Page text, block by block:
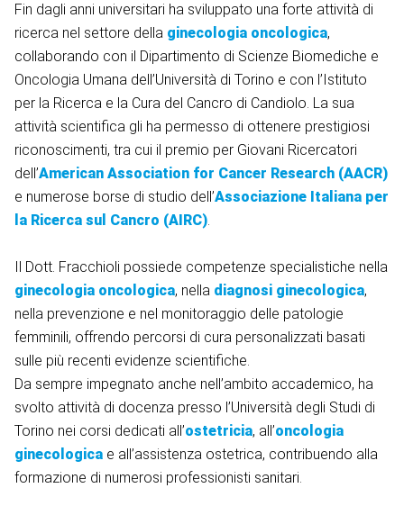
Fin dagli anni universitari ha sviluppato una forte attività di
ricerca nel settore della ginecologia oncologica,
collaborando con il Dipartimento di Scienze Biomediche e
Oncologia Umana dell’Università di Torino e con l’Istituto
per la Ricerca e la Cura del Cancro di Candiolo. La sua
attività scientifica gli ha permesso di ottenere prestigiosi
riconoscimenti, tra cui il premio per Giovani Ricercatori
dell’American Association for Cancer Research (AACR)
e numerose borse di studio dell’Associazione Italiana per
la Ricerca sul Cancro (AIRC).
Il Dott. Fracchioli possiede competenze specialistiche nella
ginecologia oncologica, nella diagnosi ginecologica,
nella prevenzione e nel monitoraggio delle patologie
femminili, offrendo percorsi di cura personalizzati basati
sulle più recenti evidenze scientifiche.
Da sempre impegnato anche nell’ambito accademico, ha
svolto attività di docenza presso l’Università degli Studi di
Torino nei corsi dedicati all’ostetricia, all’oncologia
ginecologica e all’assistenza ostetrica, contribuendo alla
formazione di numerosi professionisti sanitari.